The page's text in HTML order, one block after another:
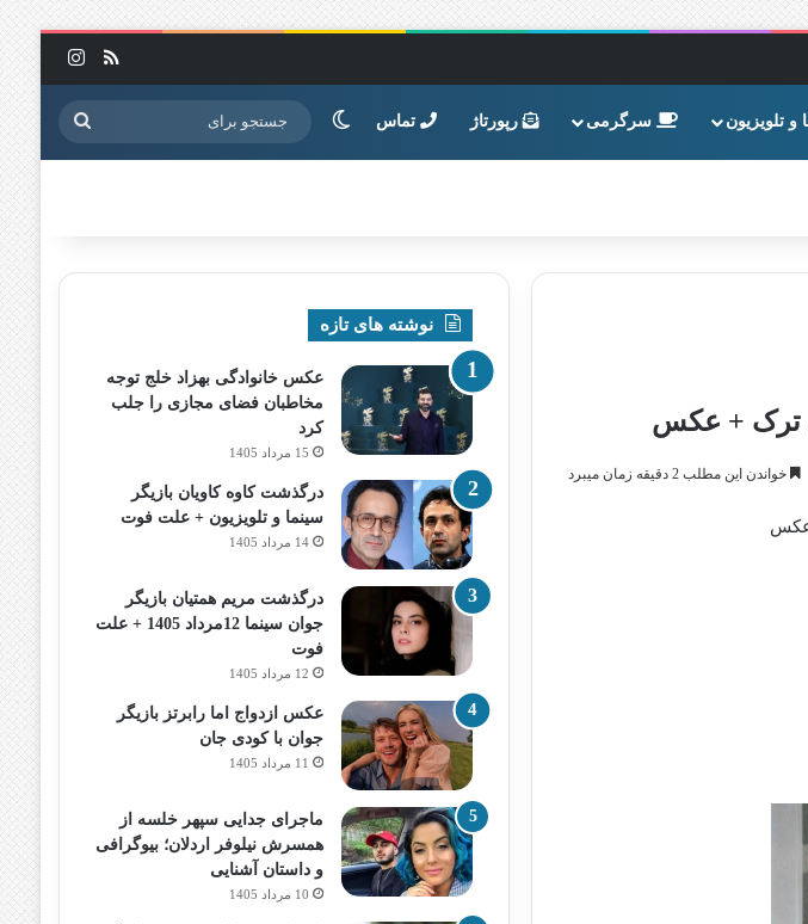
خوراک
و تلویزیون سرگرمی رپورتاژ تماس تغییر پوسته جستجو
برای
ترک + عکس
خواندن این مطلب 2 دقیقه زمان میبرد
عکس
نوشته های تازه
عکس خانوادگی بهزاد خلج توجه
مخاطبان فضای مجازی را جلب
کرد
15 مرداد 1405
درگذشت کاوه کاویان بازیگر
سینما و تلویزیون + علت فوت
14 مرداد 1405
درگذشت مریم همتیان بازیگر
جوان سینما 12مرداد 1405 + علت
فوت
12 مرداد 1405
عکس ازدواج اما رابرتز بازیگر
جوان با کودی جان
11 مرداد 1405
ماجرای جدایی سپهر خلسه از
همسرش نیلوفر اردلان؛ بیوگرافی
و داستان آشنایی
10 مرداد 1405